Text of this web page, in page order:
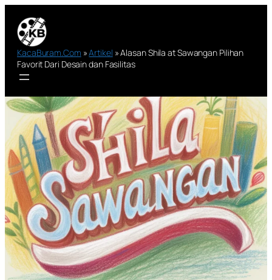
konten
KacaBuram.Com »Artikel »Alasan Shila at Sawangan Pilihan
Favorit Dari Desain dan Fasilitas
Alasan Shila at
Sawangan Pilihan
Favorit Dari Desain
dan Fasilitas
Ditulis Oleh